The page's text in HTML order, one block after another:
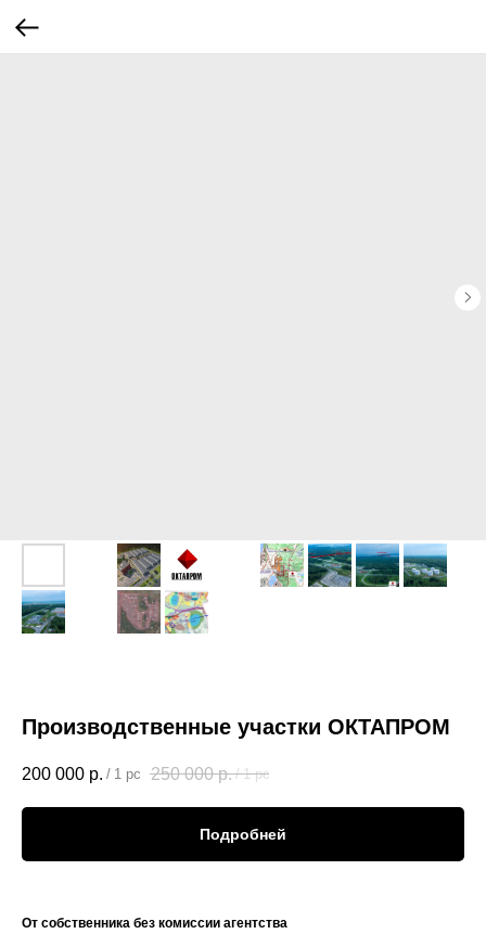
Производственные участки ОКТАПРОМ
200 000 р. / 1 pc 250 000 р. / 1 pc
Подробней
От собственника без комиссии агентства